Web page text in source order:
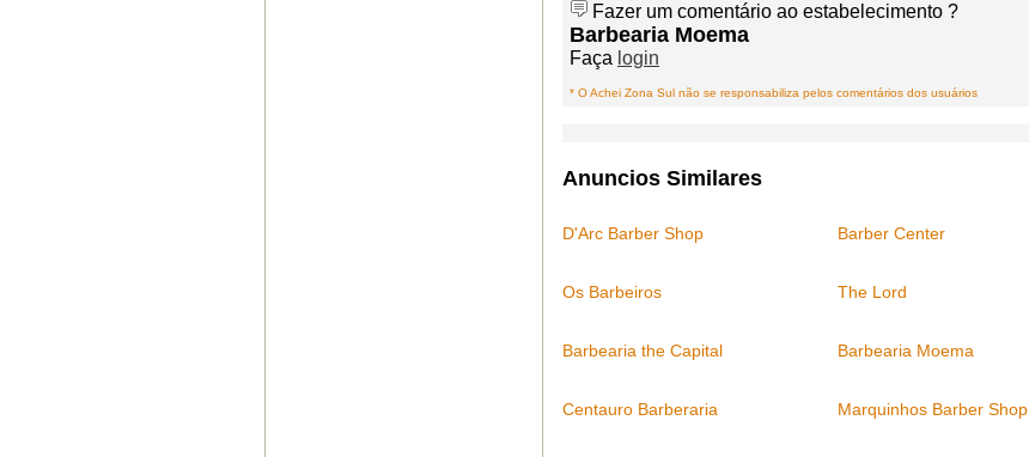
Fazer um comentário ao estabelecimento ?
Barbearia Moema
Faça login
* O Achei Zona Sul não se responsabiliza pelos comentários dos usuários
Anuncios Similares
D'Arc Barber Shop Barber Center
Os Barbeiros The Lord
Barbearia the Capital Barbearia Moema
Centauro Barberaria Marquinhos Barber Shop